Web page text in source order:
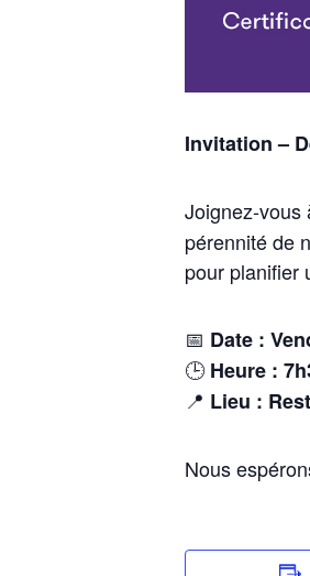
Invitation –
Joignez-vous
pérennité de
pour planifier
📅 Date :
🕒Heure :
📍 Lieu :
Nous